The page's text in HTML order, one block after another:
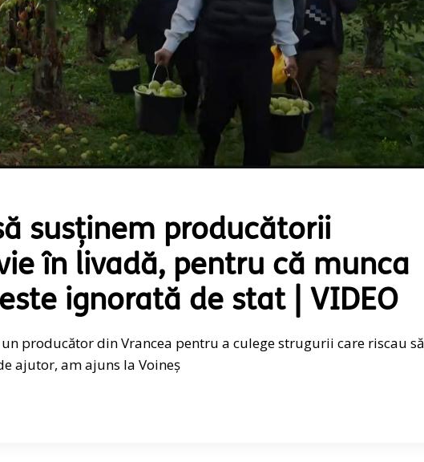
susținem producătorii
în livadă, pentru că munca
ignorată de stat | VIDEO
producător din Vrancea pentru a culege strugurii care riscau să
ajutor, am ajuns la Voineș